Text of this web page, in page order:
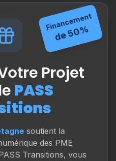
Financement
de 50%
Projet
PASS
soutient la
des PME
Transitions, vous